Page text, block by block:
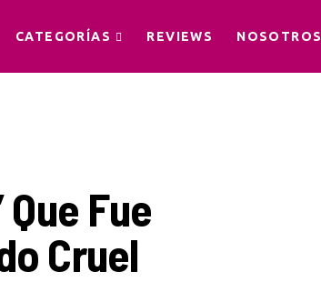
CATEGORÍAS REVIEWS NOSOTROS
Fue
Cruel